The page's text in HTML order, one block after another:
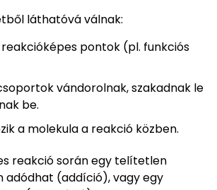
láthatóvá válnak:
pontok (pl. funkciós
vándorolnak, szakadnak le
be.
a molekula a reakció közben.
reakció során egy telítetlen
adódhat (addíció), vagy egy